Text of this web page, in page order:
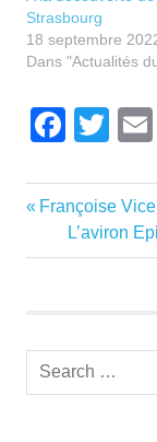
Strasbourg
18 septembre
Dans "Actualités
Loisir
randonnée
de
Previous
Post:
Françoise
Next
Post:
L’aviron
Search